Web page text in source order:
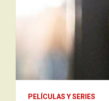
PELÍCULAS Y SERIES